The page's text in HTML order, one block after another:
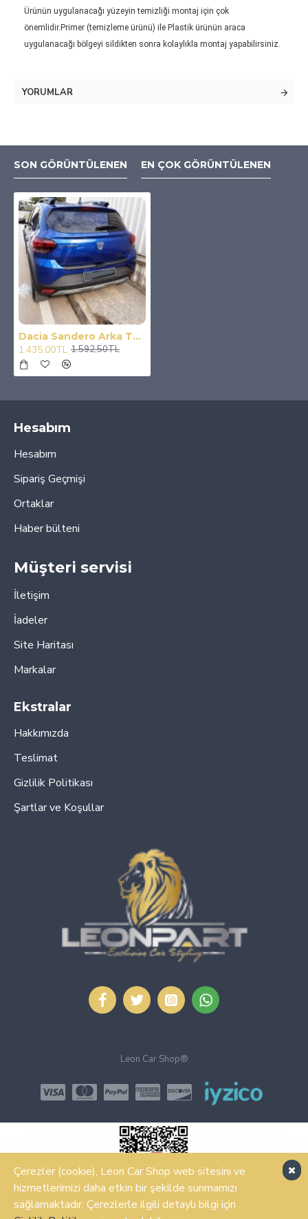
Ürünün uygulanacağı yüzeyin temizliği montaj için çok
önemlidir.Primer (temizleme ürünü) ile Plastik ürünün araca
uygulanacağı bölgeyi sildikten sonra kolaylıkla montaj yapabilirsiniz.
YORUMLAR
SON GÖRÜNTÜLENEN EN ÇOK GÖRÜNTÜLENEN
Dacia Sandero Arka Tampon Eşiği Abs Plastik 2021
1.435,00TL 1.592,50TL
Hesabım
Hesabım
Sipariş Geçmişi
Ortaklar
Haber bülteni
Müşteri servisi
İletişim
İadeler
Site Haritası
Markalar
Ekstralar
Hakkımızda
Teslimat
Gizlilik Politikası
Şartlar ve Koşullar
Leon Car Shop®
Çerezler (cookie), Leon Car Shop web sitesini ve
hizmetlerimizi daha etkin bir şekilde sunmamızı
sağlamaktadır. Çerezlerle ilgili detaylı bilgi için